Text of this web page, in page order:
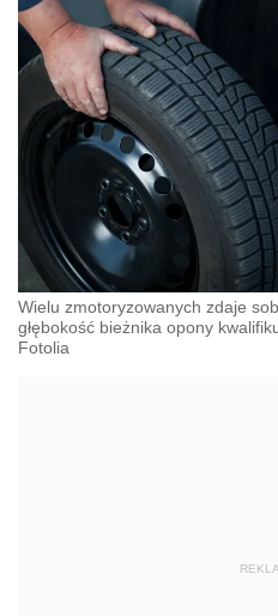
Wielu zmotoryzowanych zdaje
głębokość bieżnika opony
Fotolia